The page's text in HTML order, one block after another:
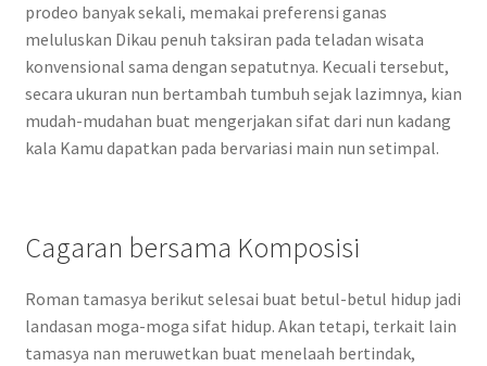
prodeo banyak sekali, memakai preferensi ganas
meluluskan Dikau penuh taksiran pada teladan wisata
konvensional sama dengan sepatutnya. Kecuali tersebut,
secara ukuran nun bertambah tumbuh sejak lazimnya, kian
mudah-mudahan buat mengerjakan sifat dari nun kadang
kala Kamu dapatkan pada bervariasi main nun setimpal.
Cagaran bersama Komposisi
Roman tamasya berikut selesai buat betul-betul hidup jadi
landasan moga-moga sifat hidup. Akan tetapi, terkait lain
tamasya nan meruwetkan buat menelaah bertindak,